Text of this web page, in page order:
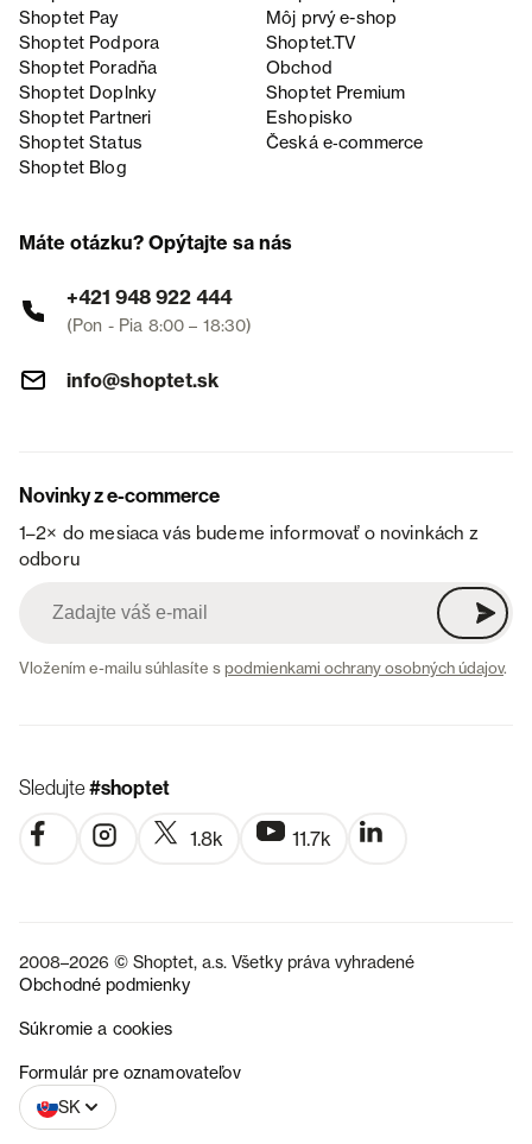
Shoptet Pay
Môj prvý e-shop
Shoptet Podpora
Shoptet.TV
Shoptet Poradňa
Obchod
Shoptet Doplnky
Shoptet Premium
Shoptet Partneri
Eshopisko
Shoptet Status
Česká e‑commerce
Shoptet Blog
Máte otázku? Opýtajte sa nás
+421 948 922 444
(Pon - Pia 8:00 – 18:30)
info@shoptet.sk
Novinky z e-commerce
1–2× do mesiaca vás budeme informovať o novinkách z
odboru
Vložením e-mailu súhlasíte spodmienkami ochrany osobných údajov.
Sledujte#shoptet
1.8k 11.7k
2008–2026 © Shoptet, a.s. Všetky práva vyhradené
Obchodné podmienky
Súkromie a cookies
Formulár pre oznamovateľov
SK